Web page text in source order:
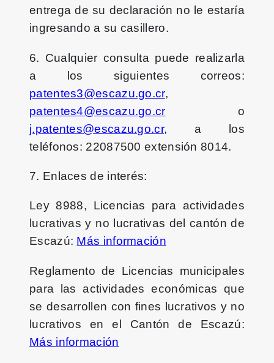
entrega de su declaración no le estaría
ingresando a su casillero.
6. Cualquier consulta puede realizarla
a los siguientes correos:
patentes3@escazu.go.cr,
patentes4@escazu.go.cr o
j.patentes@escazu.go.cr, a los
teléfonos: 22087500 extensión 8014.
7. Enlaces de interés:
Ley 8988, Licencias para actividades
lucrativas y no lucrativas del cantón de
Escazú: Más información
Reglamento de Licencias municipales
para las actividades económicas que
se desarrollen con fines lucrativos y no
lucrativos en el Cantón de Escazú:
Más información